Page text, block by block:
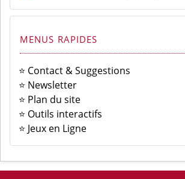
MENUS RAPIDES
⭐ Contact & Suggestions
⭐ Newsletter
⭐ Plan du site
⭐ Outils interactifs
⭐ Jeux en Ligne